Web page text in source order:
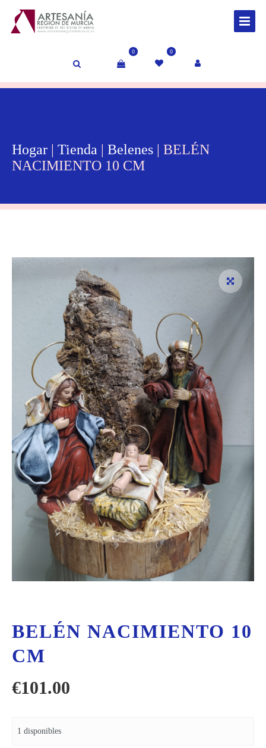
0 0
Hogar Tienda Belenes | BELÉN
NACIMIENTO 10 CM
BELÉN NACIMIENTO 10
CM
€101.00
1 disponibles